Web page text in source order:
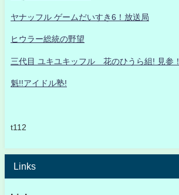
ヤナッフル ゲームだいすき6！放送局
ヒウラー総統の野望
三代目 ユキユキッフル 花のひうら組! 見参！
魁!!アイドル塾!
t112
Links